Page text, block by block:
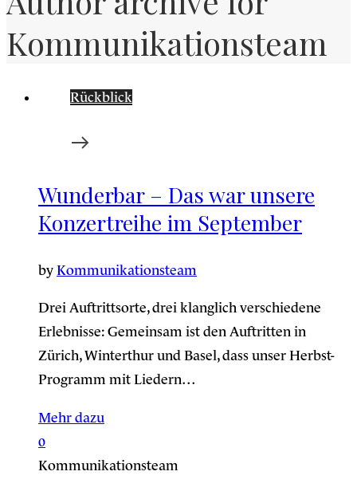
Kommunikationsteam
Rückblick
Wunderbar – Das war unsere
Konzertreihe im September
by Kommunikationsteam
Drei Auftrittsorte, drei klanglich verschiedene
Erlebnisse: Gemeinsam ist den Auftritten in
Zürich, Winterthur und Basel, dass unser Herbst-
Programm mit Liedern…
Mehr dazu
0
Kommunikationsteam